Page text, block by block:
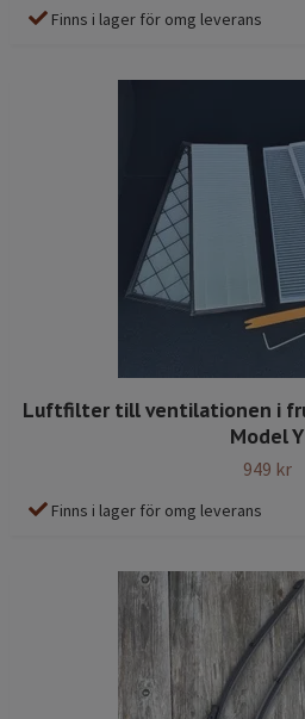
Finns i lager för omg leverans
Luftfilter till ventilationen i
Model Y
949 kr
Finns i lager för omg leverans